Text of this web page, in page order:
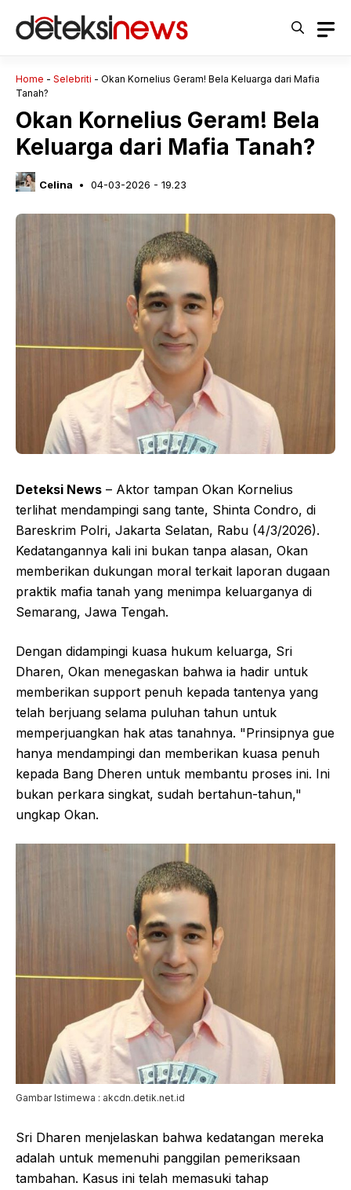
Home - Selebriti - Okan Kornelius Geram! Bela Keluarga dari Mafia
Tanah?
Okan Kornelius Geram! Bela
Keluarga dari Mafia Tanah?
Celina 04-03-2026 - 19.23
Deteksi News – Aktor tampan Okan Kornelius
terlihat mendampingi sang tante, Shinta Condro, di
Bareskrim Polri, Jakarta Selatan, Rabu (4/3/2026).
Kedatangannya kali ini bukan tanpa alasan, Okan
memberikan dukungan moral terkait laporan dugaan
praktik mafia tanah yang menimpa keluarganya di
Semarang, Jawa Tengah.
Dengan didampingi kuasa hukum keluarga, Sri
Dharen, Okan menegaskan bahwa ia hadir untuk
memberikan support penuh kepada tantenya yang
telah berjuang selama puluhan tahun untuk
memperjuangkan hak atas tanahnya. "Prinsipnya gue
hanya mendampingi dan memberikan kuasa penuh
kepada Bang Dheren untuk membantu proses ini. Ini
bukan perkara singkat, sudah bertahun-tahun,"
ungkap Okan.
Gambar Istimewa : akcdn.detik.net.id
Sri Dharen menjelaskan bahwa kedatangan mereka
adalah untuk memenuhi panggilan pemeriksaan
tambahan. Kasus ini telah memasuki tahap